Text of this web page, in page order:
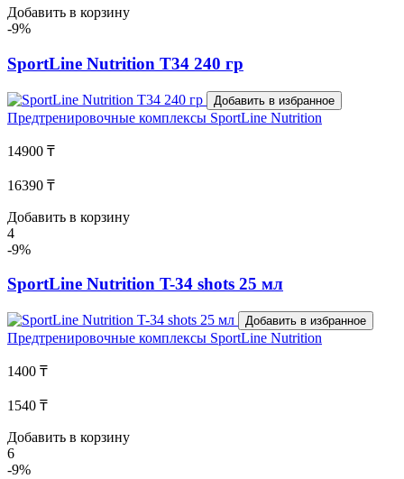
Добавить в корзину
-9%
SportLine Nutrition T34 240 гр
Добавить в избранное
Предтренировочные комплексы SportLine Nutrition
14900 ₸
16390 ₸
Добавить в корзину
4
-9%
SportLine Nutrition T-34 shots 25 мл
Добавить в избранное
Предтренировочные комплексы SportLine Nutrition
1400 ₸
1540 ₸
Добавить в корзину
6
-9%